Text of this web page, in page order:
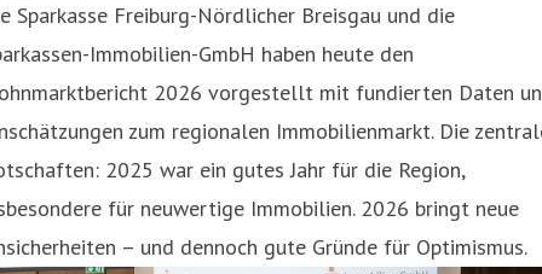
Sparkasse Freiburg-Nördlicher Breisgau und die
Immobilien-GmbH haben heute den
2026 vorgestellt mit fundierten Daten
zum regionalen Immobilienmarkt. Die
2025 war ein gutes Jahr für die Region,
für neuwertige Immobilien. 2026 bringt neue
– und dennoch gute Gründe für Optimismus.